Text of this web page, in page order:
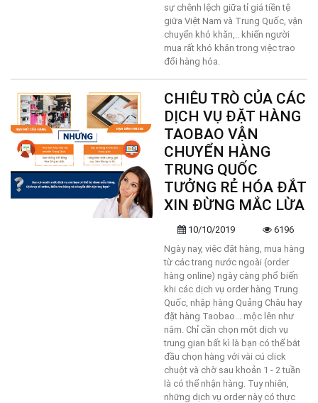
sự chênh lệch giữa tỉ giá tiền tệ
giữa Việt Nam và Trung Quốc, vận
chuyển khó khăn,.. khiến người
mua rất khó khăn trong việc trao
đổi hàng hóa.
CHIÊU TRÒ CỦA CÁC
DỊCH VỤ ĐẶT HÀNG
TAOBAO VẬN
CHUYỂN HÀNG
TRUNG QUỐC
TƯỞNG RẺ HÓA ĐẮT
XIN ĐỪNG MẮC LỪA
10/10/2019
6196
Ngày nay, việc đặt hàng, mua hàng
từ các trang nước ngoài (order
hàng online) ngày càng phổ biến
khi các dịch vụ order hàng Trung
Quốc, nhập hàng Quảng Châu hay
đặt hàng Taobao... mộc lên như
nắm. Chỉ cần chọn một dịch vụ
trung gian bất kì là bạn có thể bắt
đầu chọn hàng với vài cú click
chuột và chờ sau khoản 1 - 2 tuần
là có thể nhận hàng. Tuy nhiên,
những dịch vụ order này có thực